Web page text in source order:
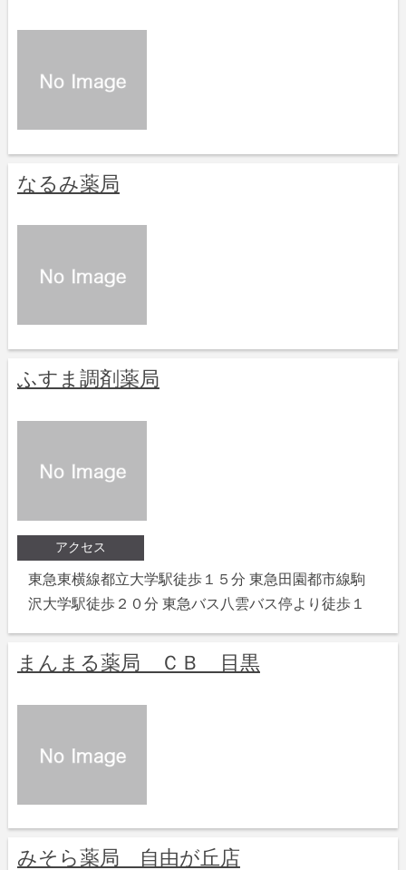
なるみ薬局
ふすま調剤薬局
アクセス
東急東横線都立大学駅徒歩１５分 東急田園都市線駒
沢大学駅徒歩２０分 東急バス八雲バス停より徒歩１
まんまる薬局 ＣＢ 目黒
みそら薬局 自由が丘店